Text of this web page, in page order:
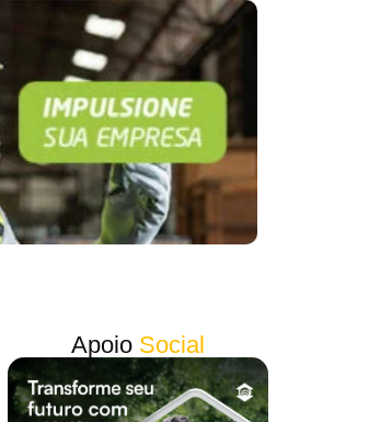
Apoio Social